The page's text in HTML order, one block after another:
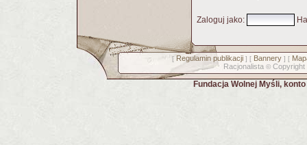
Zaloguj jako:
[ Regulamin publikacji] [ Bannery] [
Racjonalista © Copyright
Fundacja Wolnej Myśli,